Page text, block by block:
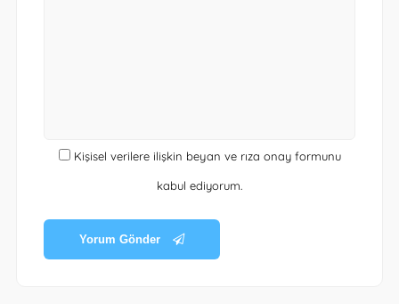
Kişisel verilere ilişkin beyan ve rıza onay formunu
kabul ediyorum.
Yorum Gönder